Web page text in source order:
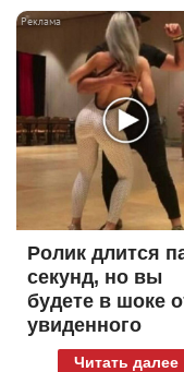
Ролик длится
секунд, но вы
будете в шоке
увиденного
Читать далее